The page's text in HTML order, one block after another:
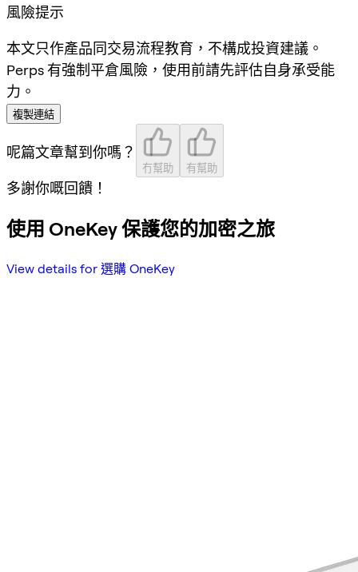
風險提示
本文只作產品同交易流程教育，不構成投資建議。
Perps 有強制平倉風險，使用前請先評估自身承受能
力。
複製連結
呢篇文章幫到你嗎？
冇幫助 有幫助
多謝你嘅回饋！
使用 OneKey 保護您的加密之旅
View details for 選購 OneKey